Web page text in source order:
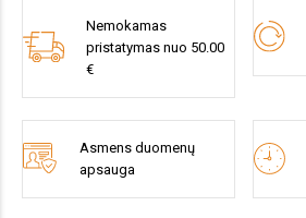
Nemokamas
pristatymas nuo 50.00
€
Asmens duomenų
apsauga